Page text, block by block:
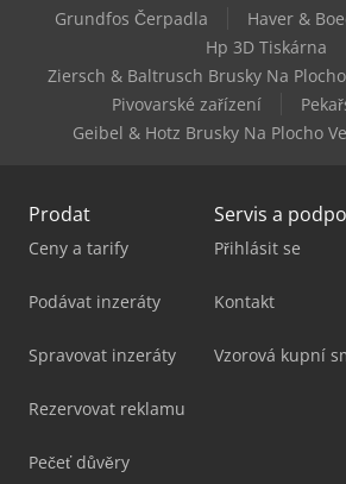
Scm Startech Cn V
Scm Superset Nt
Grundfos Čerpadla
Haver &
Hp 3D Tiskárna
Ziersch & Baltrusch Brusky Na
Pivovarské zařízení
Geibel & Hotz Brusky Na Plocho
Prodat
Ceny a tarify
Podávat inzeráty
Spravovat inzeráty
Rezervovat reklamu
Pečeť důvěry
Servis a
Přihlásit se
Kontakt
Vzorová kupní